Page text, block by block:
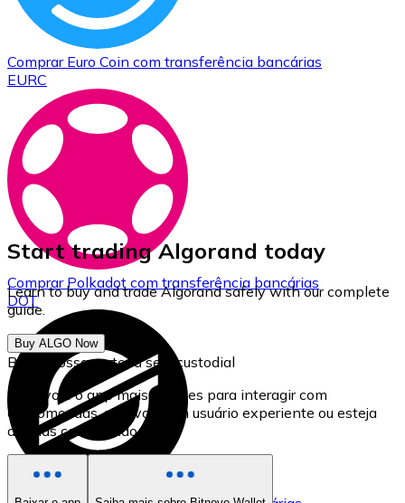
Comprar Euro Coin com transferência bancárias
EURC
ComprarPolkadot com transferência bancárias
DOT
Start trading Algorand today
Learn to buy and trade Algorand safely with our complete
guide.
Buy ALGO Now
Baixe nossa carteira self-custodial
Bitnovo é o app mais simples para interagir com
criptomoedas, seja você um usuário experiente ou esteja
apenas começando.